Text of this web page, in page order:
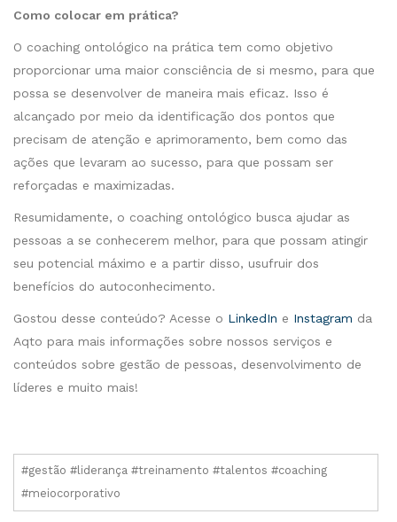
Como colocar em prática?
O coaching ontológico na prática tem como objetivo
proporcionar uma maior consciência de si mesmo, para que
possa se desenvolver de maneira mais eficaz. Isso é
alcançado por meio da identificação dos pontos que
precisam de atenção e aprimoramento, bem como das
ações que levaram ao sucesso, para que possam ser
reforçadas e maximizadas.
Resumidamente, o coaching ontológico busca ajudar as
pessoas a se conhecerem melhor, para que possam atingir
seu potencial máximo e a partir disso, usufruir dos
benefícios do autoconhecimento.
Gostou desse conteúdo? Acesse o LinkedIn e Instagram da
Aqto para mais informações sobre nossos serviços e
conteúdos sobre gestão de pessoas, desenvolvimento de
líderes e muito mais!
#gestão #liderança #treinamento #talentos #coaching
#meiocorporativo